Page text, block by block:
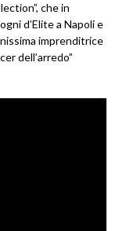
che in
d’Elite a Napoli e
imprenditrice
dell’arredo”